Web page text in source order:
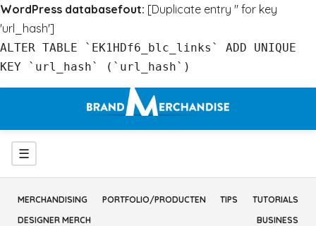
WordPress databasefout: [Duplicate entry '' for key
'url_hash']
ALTER TABLE `EK1HDf6_blc_links` ADD UNIQUE
KEY `url_hash` (`url_hash`)
inhoud
Menu
☰
MERCHANDISING PORTFOLIO/PRODUCTEN TIPS
TUTORIALS
DESIGNER MERCH
BUSINESS